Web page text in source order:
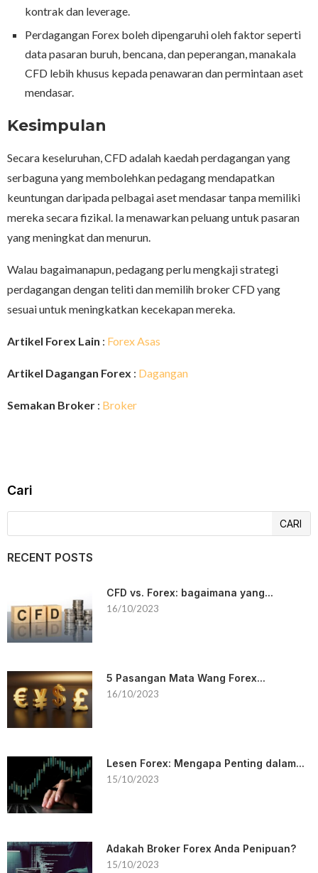
kontrak dan leverage.
Perdagangan Forex boleh dipengaruhi oleh faktor seperti
data pasaran buruh, bencana, dan peperangan, manakala
CFD lebih khusus kepada penawaran dan permintaan aset
mendasar.
Kesimpulan
Secara keseluruhan, CFD adalah kaedah perdagangan yang
serbaguna yang membolehkan pedagang mendapatkan
keuntungan daripada pelbagai aset mendasar tanpa memiliki
mereka secara fizikal. Ia menawarkan peluang untuk pasaran
yang meningkat dan menurun.
Walau bagaimanapun, pedagang perlu mengkaji strategi
perdagangan dengan teliti dan memilih broker CFD yang
sesuai untuk meningkatkan kecekapan mereka.
Artikel Forex Lain : Forex Asas
Artikel Dagangan Forex : Dagangan
Semakan Broker : Broker
Cari
CARI
RECENT POSTS
CFD vs. Forex: bagaimana yang...
16/10/2023
5 Pasangan Mata Wang Forex...
16/10/2023
Lesen Forex: Mengapa Penting dalam...
15/10/2023
Adakah Broker Forex Anda Penipuan?
15/10/2023